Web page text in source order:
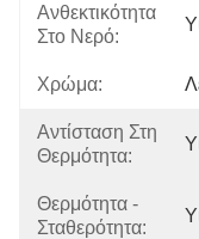
Ανθεκτικότητα
Στο Νερό:
Χρώμα:
Αντίσταση Στη
Θερμότητα:
Θερμότητα -
Σταθερότητα: